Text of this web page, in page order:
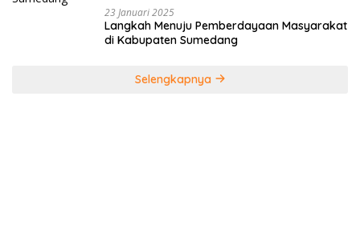
23 Januari 2025
Langkah Menuju Pemberdayaan Masyarakat
di Kabupaten Sumedang
Selengkapnya